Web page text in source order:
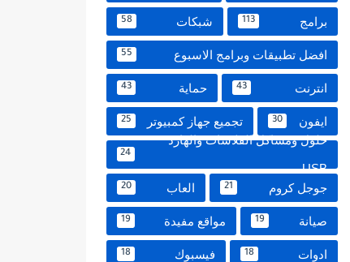
برامج 113 شبكات 58
افضل تطبيقات وبرامج الاسبوع 55
انترنت 43 حماية 43
ايفون 30 تجميع جهاز كمبيوتر 25
حلول ومشاكل الفلاشات والهارد
USB
24
جوجل كروم 21 العاب 20
صيانة 19 مواقع مفيدة 19
ادوات 18 فيسبوك 18